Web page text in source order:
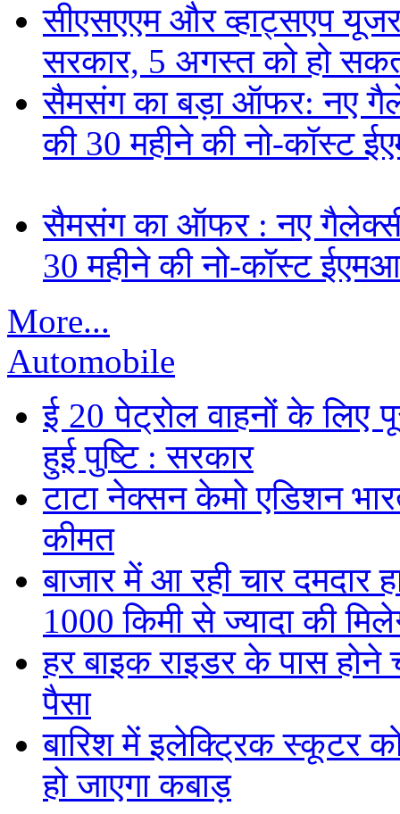
सीएसएएम और व्हाट्सएप
सरकार, 5 अगस्त को हो
सैमसंग का बड़ा ऑफर: नए
की 30 महीने की नो-कॉस्ट
सैमसंग का ऑफर : नए
30 महीने की नो-कॉस्ट
More...
Automobile
ई 20 पेट्रोल वाहनों के लिए
हुई पुष्टि : सरकार
टाटा नेक्सन केमो एडिशन
कीमत
बाजार में आ रही चार दमदार
1000 किमी से ज्यादा की
हर बाइक राइडर के पास होने
पैसा
बारिश में इलेक्ट्रिक स्कूटर को
हो जाएगा कबाड़